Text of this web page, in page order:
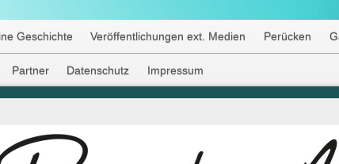
Geschichte Veröffentlichungen ext. Medien Perücken
Partner Datenschutz Impressum